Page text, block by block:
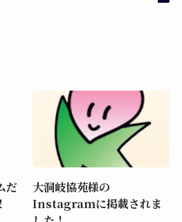
だ
大洞岐協苑様の
Instagramに掲載されま